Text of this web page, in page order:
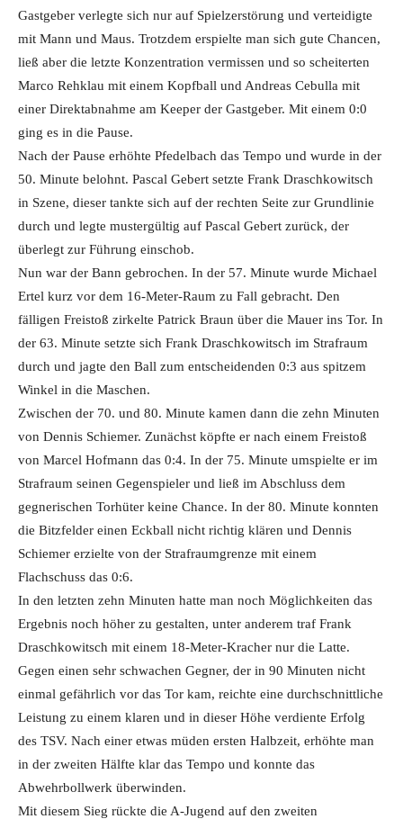
Gastgeber verlegte sich nur auf Spielzerstörung und verteidigte
mit Mann und Maus. Trotzdem erspielte man sich gute Chancen,
ließ aber die letzte Konzentration vermissen und so scheiterten
Marco Rehklau mit einem Kopfball und Andreas Cebulla mit
einer Direktabnahme am Keeper der Gastgeber. Mit einem 0:0
ging es in die Pause.
Nach der Pause erhöhte Pfedelbach das Tempo und wurde in der
50. Minute belohnt. Pascal Gebert setzte Frank Draschkowitsch
in Szene, dieser tankte sich auf der rechten Seite zur Grundlinie
durch und legte mustergültig auf Pascal Gebert zurück, der
überlegt zur Führung einschob.
Nun war der Bann gebrochen. In der 57. Minute wurde Michael
Ertel kurz vor dem 16-Meter-Raum zu Fall gebracht. Den
fälligen Freistoß zirkelte Patrick Braun über die Mauer ins Tor. In
der 63. Minute setzte sich Frank Draschkowitsch im Strafraum
durch und jagte den Ball zum entscheidenden 0:3 aus spitzem
Winkel in die Maschen.
Zwischen der 70. und 80. Minute kamen dann die zehn Minuten
von Dennis Schiemer. Zunächst köpfte er nach einem Freistoß
von Marcel Hofmann das 0:4. In der 75. Minute umspielte er im
Strafraum seinen Gegenspieler und ließ im Abschluss dem
gegnerischen Torhüter keine Chance. In der 80. Minute konnten
die Bitzfelder einen Eckball nicht richtig klären und Dennis
Schiemer erzielte von der Strafraumgrenze mit einem
Flachschuss das 0:6.
In den letzten zehn Minuten hatte man noch Möglichkeiten das
Ergebnis noch höher zu gestalten, unter anderem traf Frank
Draschkowitsch mit einem 18-Meter-Kracher nur die Latte.
Gegen einen sehr schwachen Gegner, der in 90 Minuten nicht
einmal gefährlich vor das Tor kam, reichte eine durchschnittliche
Leistung zu einem klaren und in dieser Höhe verdiente Erfolg
des TSV. Nach einer etwas müden ersten Halbzeit, erhöhte man
in der zweiten Hälfte klar das Tempo und konnte das
Abwehrbollwerk überwinden.
Mit diesem Sieg rückte die A-Jugend auf den zweiten